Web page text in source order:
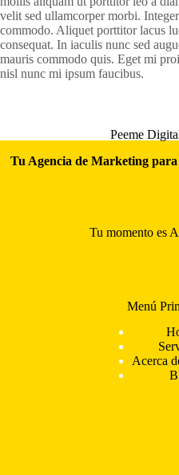
velit sed ullamcorper morbi.
commodo. Aliquet porttitor lacus
consequat. In iaculis nunc sed
mauris commodo quis. Eget mi
nisl nunc mi ipsum faucibus.
Peeme
Tu Agencia de Marketing
Tu momento es
Menú
Acerca